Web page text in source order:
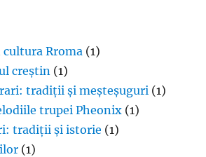
cultura Rroma (1)
creștin (1)
tradiții și meșteșuguri (1)
trupei Pheonix (1)
tradiții și istorie (1)
(1)